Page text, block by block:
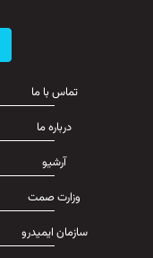
تماس با ما
درباره ما
آرشیو
وزارت صمت
سازمان ایمیدرو